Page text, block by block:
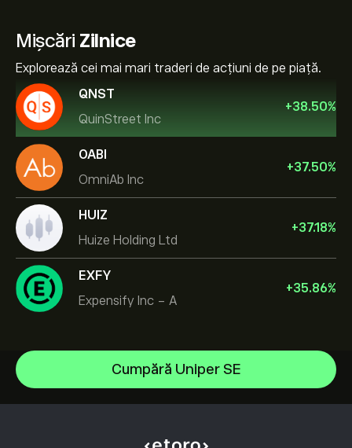
Mișcări Zilnice
Explorează cei mai mari traderi de acțiuni de pe piață.
QNST
QuinStreet Inc
+38.50%
OABI
OmniAb Inc
+37.50%
HUIZ
Huize Holding Ltd
+37.18%
EXFY
Expensify Inc - A
+35.86%
Cumpără Uniper SE
NVIDIA Corporation
Amazon.com Inc